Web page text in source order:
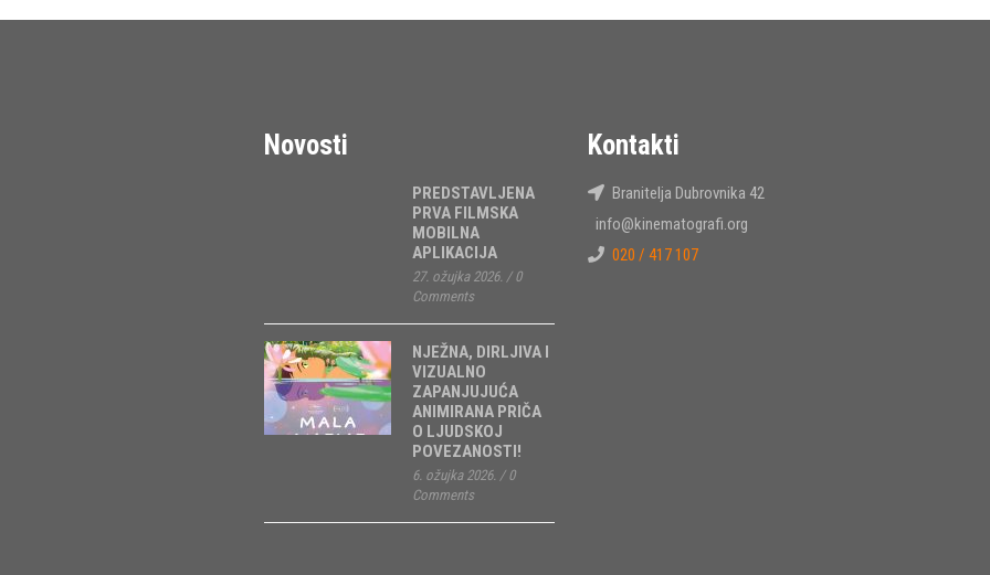
Novosti
PREDSTAVLJENA
PRVA FILMSKA
MOBILNA
APLIKACIJA
27. ožujka 2026. / 0
Comments
NJEŽNA, DIRLJIVA I
VIZUALNO
ZAPANJUJUĆA
ANIMIRANA PRIČA
O LJUDSKOJ
POVEZANOSTI!
6. ožujka 2026. / 0
Comments
Kontakti
Branitelja Dubrovnika 42
info@kinematografi.org
020 / 417 107